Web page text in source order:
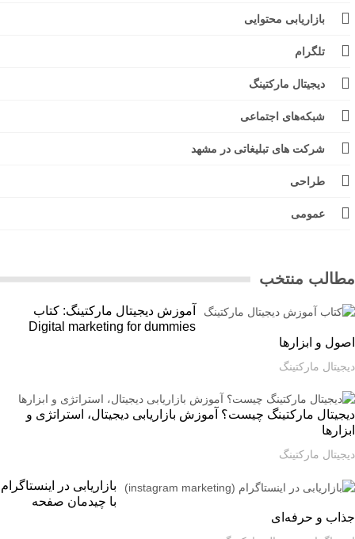
بازاریابی محتوایی
تلگرام
دیجیتال مارکتینگ
شبکه‌های اجتماعی
شرکت های تبلیغاتی در مشهد
طراحی
عمومی
منتخب
آموزش دیجیتال مارکتینگ: کتاب
Digital marketing for dummies
و ابزارها
مارکتینگ
مارکتینگ چیست؟ آموزش بازاریابی دیجیتال، استراتژی و
مارکتینگ
بازاریابی در اینستاگرام
با چیدمان صفحه
و حرفه‌ای